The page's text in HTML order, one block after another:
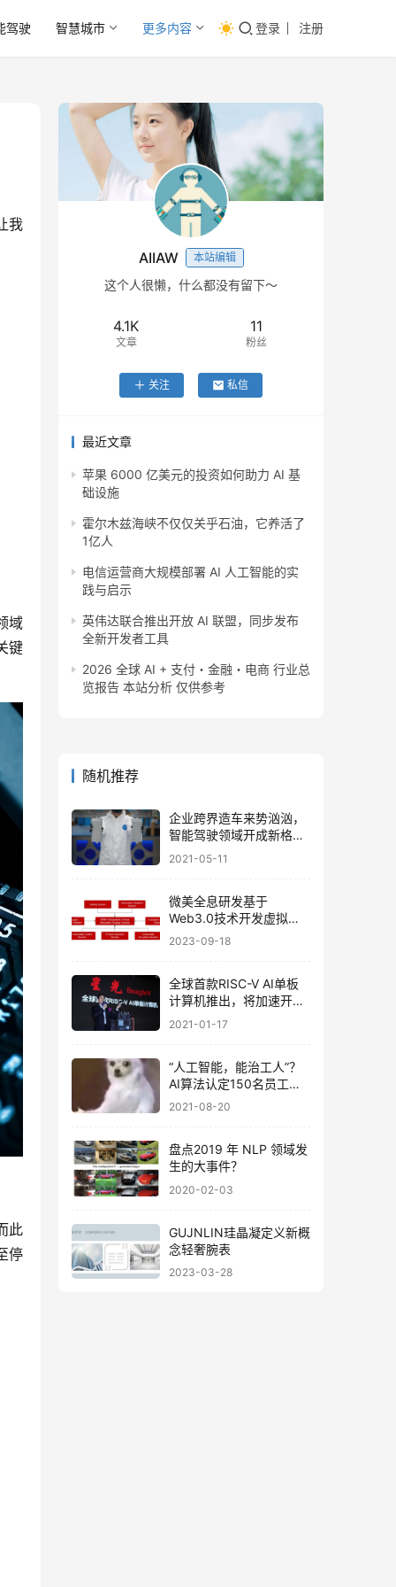
驾驶 智慧城市 更多内容 登录 注册
我
域
键
此
停
AIIAW 本站编辑
这个人很懒，什么都没有留下～
4.1K
文章
11
粉丝
关注 私信
最近文章
苹果 6000 亿美元的投资如何助力 AI 基
础设施
霍尔木兹海峡不仅仅关乎石油，它养活了
1亿人
电信运营商大规模部署 AI 人工智能的实
践与启示
英伟达联合推出开放 AI 联盟，同步发布
全新开发者工具
2026 全球 AI + 支付・金融・电商 行业总
览报告 本站分析 仅供参考
随机推荐
企业跨界造车来势汹汹，
智能驾驶领域开成新格
局！
2021-05-11
微美全息研发基于
Web3.0技术开发虚拟穿
戴系统
2023-09-18
全球首款RISC-V AI单板
计算机推出，将加速开源
芯片孵化！
2021-01-17
“人工智能，能治工人”？
AI算法认定150名员工上
班摸鱼！
2021-08-20
盘点2019 年 NLP 领域发
生的大事件？
2020-02-03
GUJNLIN珪晶凝定义新概
念轻奢腕表
2023-03-28